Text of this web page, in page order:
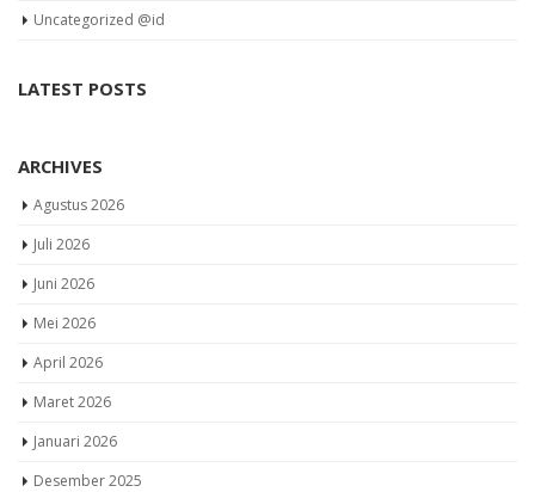
Uncategorized @id
LATEST POSTS
ARCHIVES
Agustus 2026
Juli 2026
Juni 2026
Mei 2026
April 2026
Maret 2026
Januari 2026
Desember 2025